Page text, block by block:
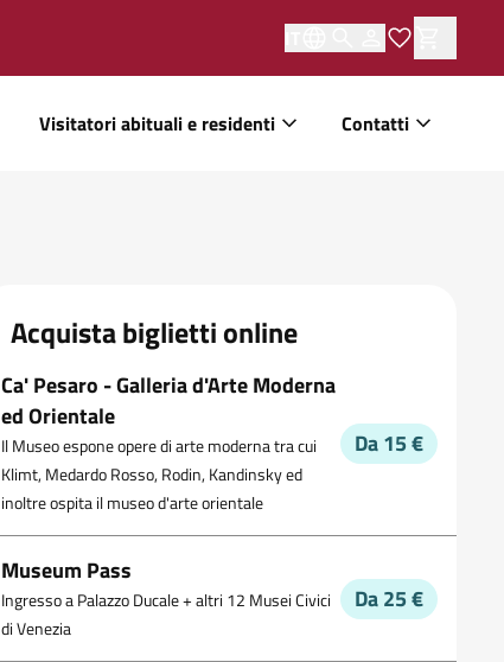
Visitatori abituali e residenti Contatti
Acquista biglietti online
Ca' Pesaro - Galleria d'Arte Moderna
ed Orientale
Il Museo espone opere di arte moderna tra cui
Klimt, Medardo Rosso, Rodin, Kandinsky ed
inoltre ospita il museo d'arte orientale
Da 15 €
Museum Pass
Ingresso a Palazzo Ducale + altri 12 Musei Civici
di Venezia
Da 25 €